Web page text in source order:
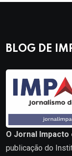
BLOG DE
O Jornal Impacto
publicação do